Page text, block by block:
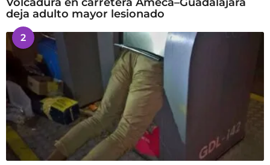
deja adulto mayor lesionado
2